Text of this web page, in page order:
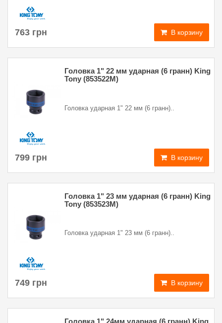
763 грн В корзину
Головка 1" 22 мм ударная (6 гранн) King
Tony (853522M)
Головка ударная 1" 22 мм (6 гранн)..
799 грн В корзину
Головка 1" 23 мм ударная (6 гранн) King
Tony (853523M)
Головка ударная 1" 23 мм (6 гранн)..
749 грн В корзину
Головка 1" 24мм ударная (6 гранн) King